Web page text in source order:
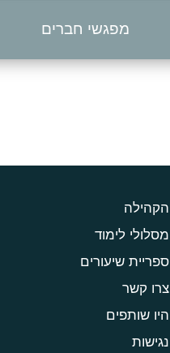
מפגשי חברים
הקהילה
מסלולי לימוד
ספריית שיעורים
צרו קשר
היו שותפים
נגישות